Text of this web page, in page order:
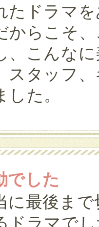
たドラマ
からこそ
、こんな
スタッフ
した。
でした
に最後ま
ドラマでし